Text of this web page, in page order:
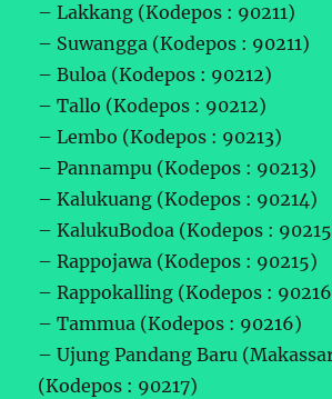
– Lakkang (Kodepos : 90211)
– Suwangga (Kodepos : 90211)
– Buloa (Kodepos : 90212)
– Tallo (Kodepos : 90212)
– Lembo (Kodepos : 90213)
– Pannampu (Kodepos : 90213)
– Kalukuang (Kodepos : 90214)
– KalukuBodoa (Kodepos :
– Rappojawa (Kodepos : 90215)
– Rappokalling (Kodepos :
– Tammua (Kodepos : 90216)
– Ujung Pandang Baru
(Kodepos : 90217)